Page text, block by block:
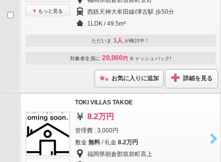
もっと見る
西鉄天神大牟田線/津古駅 歩50分
1LDK / 49.5m²
ただいま 1人 が検討中！
対象者全員に 20,000 円 キャッシュバック!
お気に入りに追加 詳細を見る
TOKI VILLAS TAKOE
8.2万円
管理費 : 3,000円
敷金 無料 / 礼金 8.2万円
福岡県朝倉郡筑前町高上